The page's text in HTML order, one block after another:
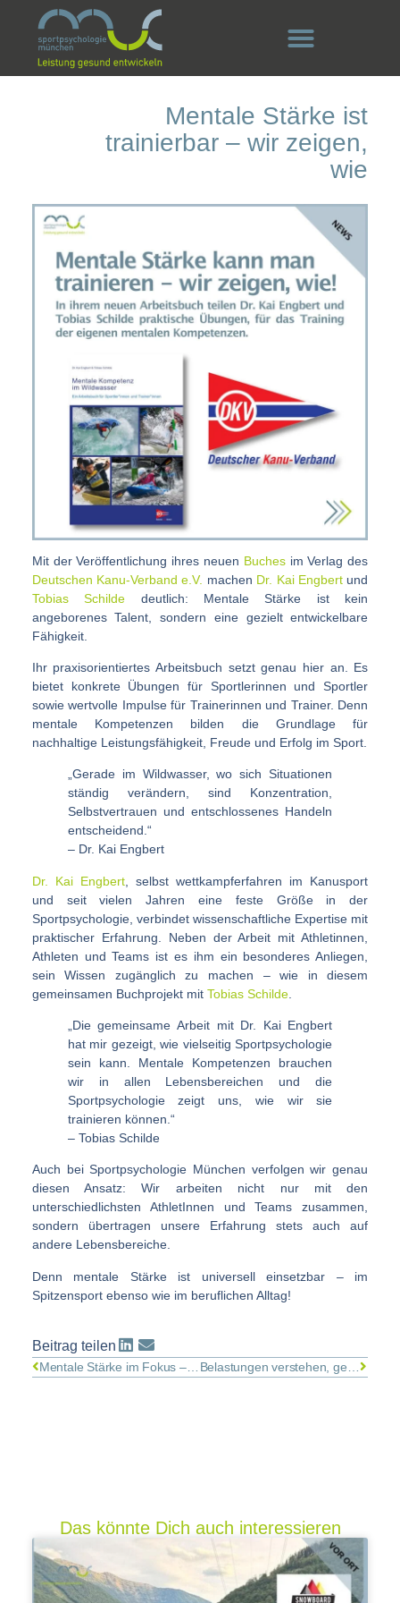
Mentale Stärke ist
trainierbar – wir zeigen,
wie
Mit der Veröffentlichung ihres neuen Buchesim Verlag des
Deutschen Kanu-Verband e.V. machen Dr. Kai Engbertund
Tobias Schilde deutlich: Mentale Stärke ist kein
angeborenes Talent, sondern eine gezielt entwickelbare
Fähigkeit.
Ihr praxisorientiertes Arbeitsbuch setzt genau hier an. Es
bietet konkrete Übungen für Sportlerinnen und Sportler
sowie wertvolle Impulse für Trainerinnen und Trainer. Denn
mentale Kompetenzen bilden die Grundlage für
nachhaltige Leistungsfähigkeit, Freude und Erfolg im Sport.
„Gerade im Wildwasser, wo sich Situationen
ständig verändern, sind Konzentration,
Selbstvertrauen und entschlossenes Handeln
entscheidend.“
– Dr. Kai Engbert
Dr. Kai Engbert, selbst wettkampferfahren im Kanusport
und seit vielen Jahren eine feste Größe in der
Sportpsychologie, verbindet wissenschaftliche Expertise mit
praktischer Erfahrung. Neben der Arbeit mit Athletinnen,
Athleten und Teams ist es ihm ein besonderes Anliegen,
sein Wissen zugänglich zu machen – wie in diesem
gemeinsamen Buchprojekt mit Tobias Schilde.
„Die gemeinsame Arbeit mit Dr. Kai Engbert
hat mir gezeigt, wie vielseitig Sportpsychologie
sein kann. Mentale Kompetenzen brauchen
wir in allen Lebensbereichen und die
Sportpsychologie zeigt uns, wie wir sie
trainieren können.“
– Tobias Schilde
Auch bei Sportpsychologie München verfolgen wir genau
diesen Ansatz: Wir arbeiten nicht nur mit den
unterschiedlichsten AthletInnen und Teams zusammen,
sondern übertragen unsere Erfahrung stets auch auf
andere Lebensbereiche.
Denn mentale Stärke ist universell einsetzbar – im
Spitzensport ebenso wie im beruflichen Alltag!
Beitrag teilen
Mentale Stärke im Fokus – mit Sportpsychologin Mila Hanke
Das könnte Dich auch interessieren